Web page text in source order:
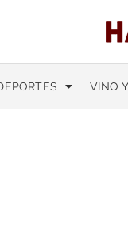
VINO